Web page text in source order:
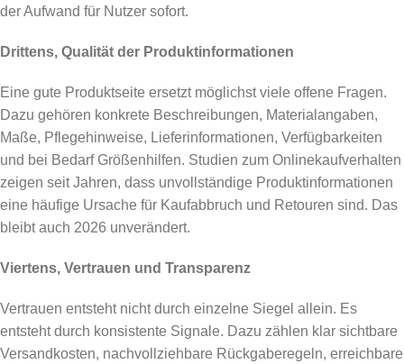
der Aufwand für Nutzer sofort.
Drittens, Qualität der Produktinformationen
Eine gute Produktseite ersetzt möglichst viele offene Fragen.
Dazu gehören konkrete Beschreibungen, Materialangaben,
Maße, Pflegehinweise, Lieferinformationen, Verfügbarkeiten
und bei Bedarf Größenhilfen. Studien zum Onlinekaufverhalten
zeigen seit Jahren, dass unvollständige Produktinformationen
eine häufige Ursache für Kaufabbruch und Retouren sind. Das
bleibt auch 2026 unverändert.
Viertens, Vertrauen und Transparenz
Vertrauen entsteht nicht durch einzelne Siegel allein. Es
entsteht durch konsistente Signale. Dazu zählen klar sichtbare
Versandkosten, nachvollziehbare Rückgaberegeln, erreichbare